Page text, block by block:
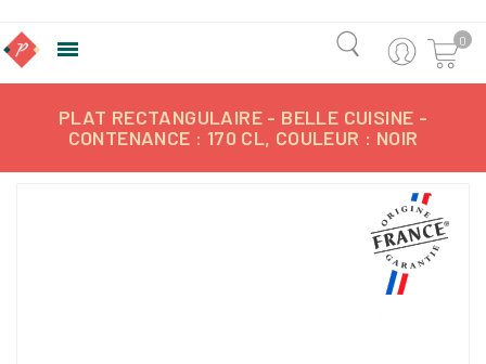
 0
PLAT RECTANGULAIRE - BELLE CUISINE -
CONTENANCE : 170 CL, COULEUR : NOIR